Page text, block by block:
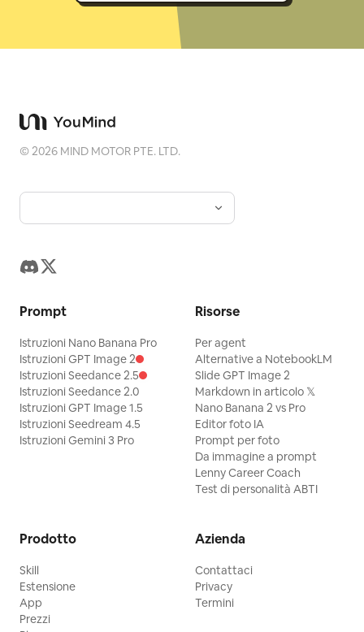
©2026 MIND MOTOR PTE. LTD.
Prompt
Istruzioni Nano Banana Pro
Istruzioni GPT Image 2
Istruzioni Seedance 2.5
Istruzioni Seedance 2.0
Istruzioni GPT Image 1.5
Istruzioni Seedream 4.5
Istruzioni Gemini 3 Pro
Risorse
Per agent
Alternative a NotebookLM
Slide GPT Image 2
Markdown in articolo 𝕏
Nano Banana 2 vs Pro
Editor foto IA
Prompt per foto
Da immagine a prompt
Lenny Career Coach
Test di personalità ABTI
Prodotto
Skill
Estensione
App
Prezzi
Azienda
Contattaci
Privacy
Termini